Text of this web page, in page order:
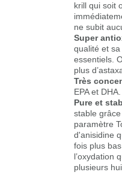
krill qui soit
ne subit
Super
qualité et
essentiels.
plus
Très
EPA et DHA.
Pure et
stable
paramètre
d'anisidine
fois plus
l’oxydation
plusieurs